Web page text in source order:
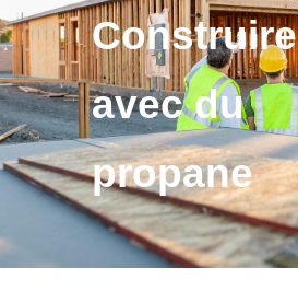
Construire
avec du
propane